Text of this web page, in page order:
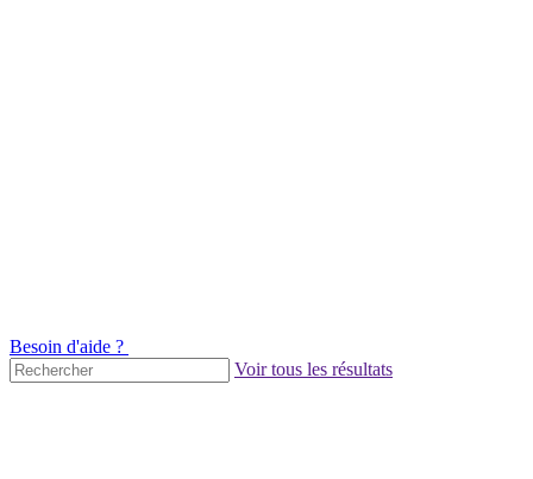
Besoin d'aide ?
Voir tous les résultats